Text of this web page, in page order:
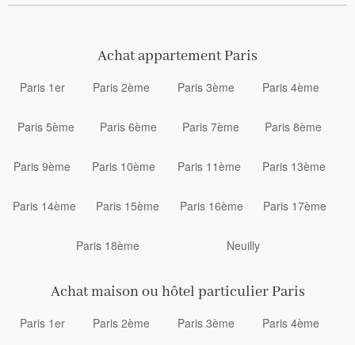
Achat appartement Paris
Paris 1er Paris 2ème Paris 3ème Paris 4ème
Paris 5ème Paris 6ème Paris 7ème Paris 8ème
Paris 9ème Paris 10ème Paris 11ème Paris 13ème
Paris 14ème Paris 15ème Paris 16ème Paris 17ème
Paris 18ème Neuilly
Achat maison ou hôtel particulier Paris
Paris 1er Paris 2ème Paris 3ème Paris 4ème